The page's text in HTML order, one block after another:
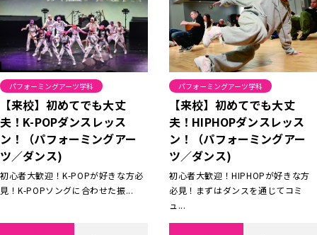
パフォーミングアーツ学科
【来校】初めてでも大丈
夫！K-POPダンスレッス
ン！（パフォーミングアー
ツ／ダンス)
初心者大歓迎！K-POPが好きな方必
見！K-POPソングに合わせた振...
パフォーミングアーツ学科
【来校】初めてでも大丈
夫！HIPHOPダンスレッス
ン！（パフォーミングアー
ツ／ダンス)
初心者大歓迎！HIPHOPが好きな方
必見！まずはダンスを通じてコミ
ュ...